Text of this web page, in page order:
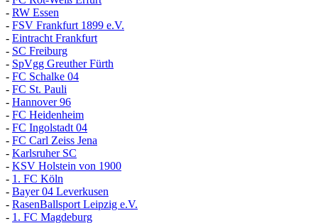
- RW Essen
- FSV Frankfurt 1899 e.V.
- Eintracht Frankfurt
- SC Freiburg
- SpVgg Greuther Fürth
- FC Schalke 04
- FC St. Pauli
- Hannover 96
- FC Heidenheim
- FC Ingolstadt 04
- FC Carl Zeiss Jena
- Karlsruher SC
- KSV Holstein von 1900
- 1. FC Köln
- Bayer 04 Leverkusen
- RasenBallsport Leipzig e.V.
- 1. FC Magdeburg